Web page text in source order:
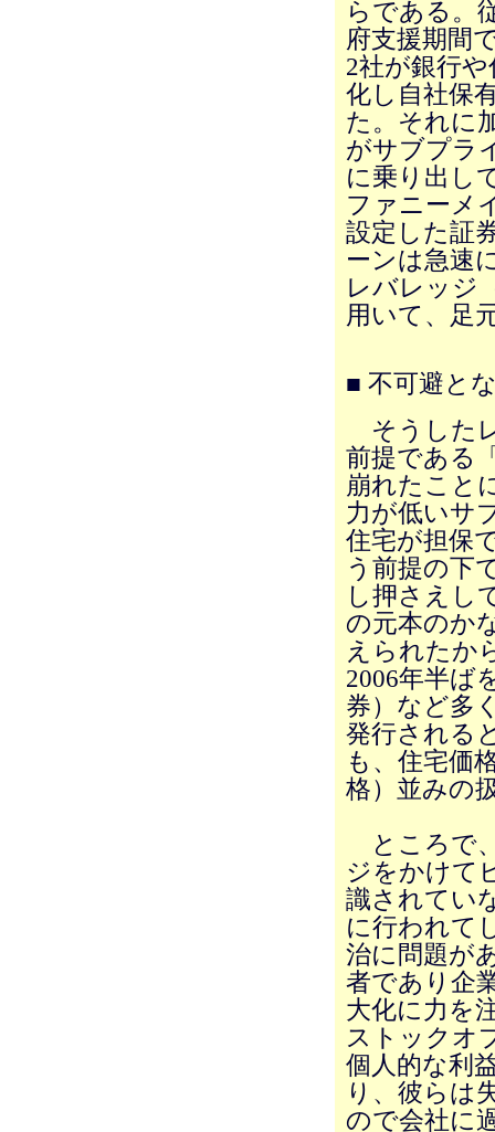
らである。
府支援期間
2社が銀行
化し自社保
た。それに
がサブプラ
に乗り出し
ファニーメ
設定した証
ーンは急速
レバレッジ
用いて、足
■ 不可避と
そうした
前提である
崩れたこと
力が低いサ
住宅が担保
う前提の下
し押さえし
の元本のか
えられたか
2006年半ば
券）など多
発行される
も、住宅価
格）並みの
ところで
ジをかけて
識されてい
に行われて
治に問題が
者であり企
大化に力を
ストックオ
個人的な利
り、彼らは
ので会社に